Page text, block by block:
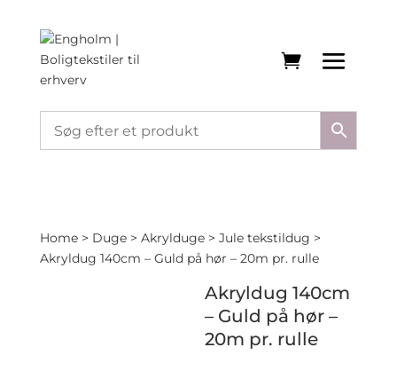
Home> Duge> Akrylduge> Jule tekstildug >
Akryldug 140cm – Guld på hør – 20m pr. rulle
Akryldug 140cm
– Guld på hør –
20m pr. rulle